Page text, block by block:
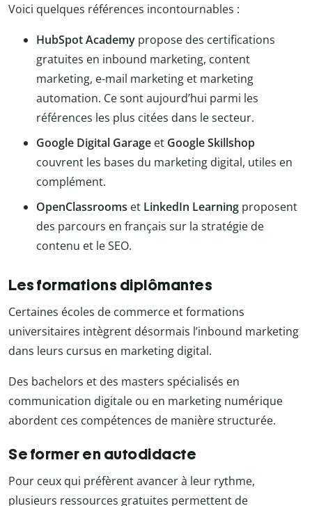
Voici quelques références incontournables :
HubSpot Academy propose des certifications
gratuites en inbound marketing, content
marketing, e-mail marketing et marketing
automation. Ce sont aujourd’hui parmi les
références les plus citées dans le secteur.
Google Digital Garage et Google Skillshop
couvrent les bases du marketing digital, utiles en
complément.
OpenClassrooms et LinkedIn Learning proposent
des parcours en français sur la stratégie de
contenu et le SEO.
Les formations diplômantes
Certaines écoles de commerce et formations
universitaires intègrent désormais l’inbound marketing
dans leurs cursus en marketing digital.
Des bachelors et des masters spécialisés en
communication digitale ou en marketing numérique
abordent ces compétences de manière structurée.
Se former en autodidacte
Pour ceux qui préfèrent avancer à leur rythme,
plusieurs ressources gratuites permettent de